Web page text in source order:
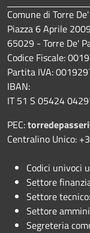
Comune di Torre
Piazza 6 Aprile 2009
65029 - Torre De'
Codice Fiscale:
Partita IVA:
IBAN:
IT 51 S 05424
PEC:
Centralino Unico:
Codici univoci
Settore
Settore
Settore
Segreteria